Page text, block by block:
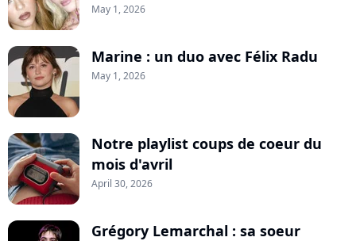
May 1, 2026
Marine : un duo avec Félix Radu
May 1, 2026
Notre playlist coups de coeur du
mois d'avril
April 30, 2026
Grégory Lemarchal : sa soeur